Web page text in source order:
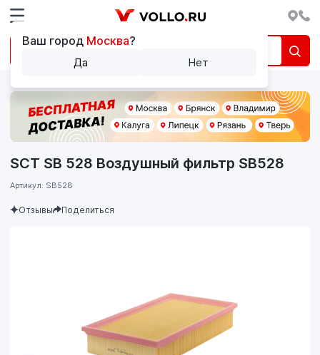
SCT SB 528 Воздушный фильтр SB528
Артикул: SB528
Отзывы Поделиться
Ваш город Москва?
Да Нет